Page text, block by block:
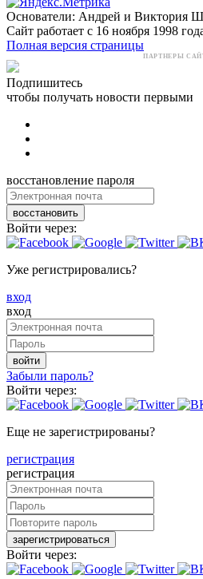
Основатели: Андрей и Виктория
Сайт работает с 16 ноября 1998
Полная версия страницы
ПАРТНЕРЫ
Подпишитесь
чтобы получать новости первыми
восстановление пароля
восстановить
Войти через:
Уже регистрировались?
вход
вход
войти
Забыли пароль?
Войти через:
Еще не зарегистрированы?
регистрация
регистрация
зарегистрироваться
Войти через: